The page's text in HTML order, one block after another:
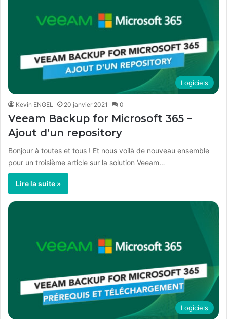
Logiciels
Kevin ENGEL 20 janvier 2021 0
Veeam Backup for Microsoft 365 –
Ajout d’un repository
Bonjour à toutes et tous ! Et nous voilà de nouveau ensemble
pour un troisième article sur la solution Veeam…
Lire la suite »
Logiciels